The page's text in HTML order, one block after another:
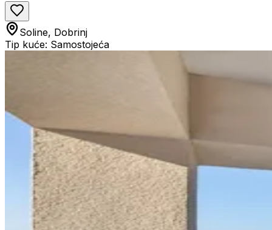
Soline, Dobrinj
Tip kuće: Samostojeća